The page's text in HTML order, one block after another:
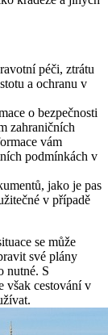
péči, ztrátu
a ochranu v
o bezpečnosti
zahraničních
vám
podmínkách v
jako je pas
v případě
se může
své plány
nutné. S
však cestování v